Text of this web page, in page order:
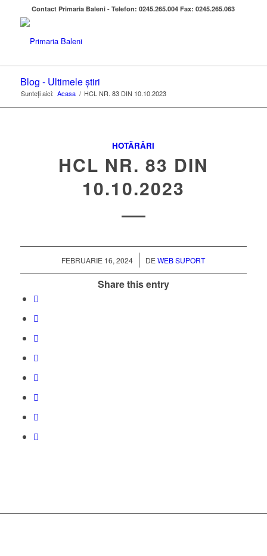
Contact Primaria Baleni - Telefon: 0245.265.004 Fax: 0245.265.063
Blog - Ultimele știri
Sunteți aici: Acasa / HCL NR. 83 DIN 10.10.2023
HOTĂRÂRI
HCL NR. 83 DIN
10.10.2023
FEBRUARIE 16, 2024
/ DEWEB SUPORT
Share this entry